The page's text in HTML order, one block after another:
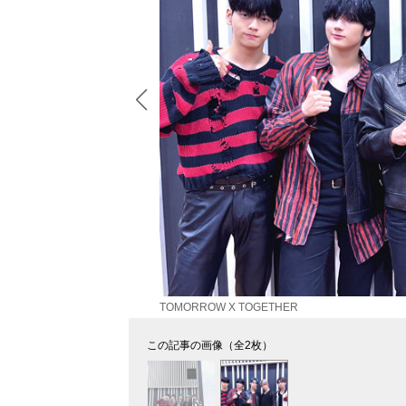
TOMORROW X TOGETHER
この記事の画像（全2枚）